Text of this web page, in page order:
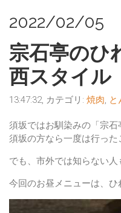
2022/02/05
宗石亭のひ
西スタイル
13:47:32, カテゴリ: 焼肉, と
須坂ではお馴染みの「宗石
須坂の方なら一度は行った
でも、市外では知らない人
今回のお昼メニューは、ひ